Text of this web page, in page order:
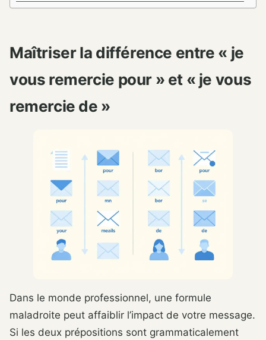
Maîtriser la différence entre « je
vous remercie pour » et « je vous
remercie de »
Dans le monde professionnel, une formule
maladroite peut affaiblir l’impact de votre message.
Si les deux prépositions sont grammaticalement